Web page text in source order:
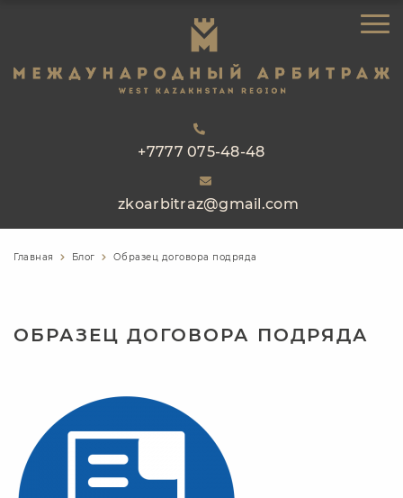
+7777 075-48-48
zkoarbitraz@gmail.com
ГЛАВНАЯ
ОБ АРБИТРАЖЕ
РЕЕСТР АРБИТРОВ
ПРАКТИКА
КОНТАКТЫ
Главная Блог Образец договора подряда
ОБРАЗЕЦ ДОГОВОРА ПОДРЯДА